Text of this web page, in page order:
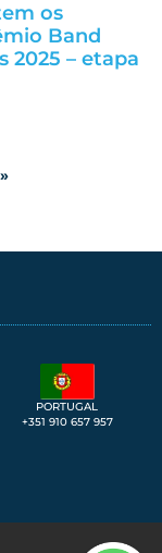
os
Band
2025 – etapa
PORTUGAL
+351 910 657 957